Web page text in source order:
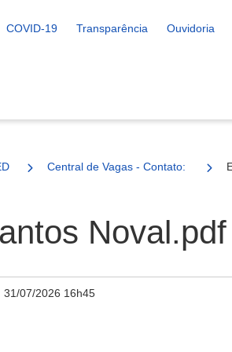
COVID-19 Transparência Ouvidoria
Central de Vagas - Contato: 51
Noval.pdf
31/07/2026 16h45